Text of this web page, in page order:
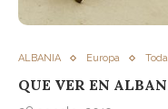
ALBANIA Europa
QUE VER EN